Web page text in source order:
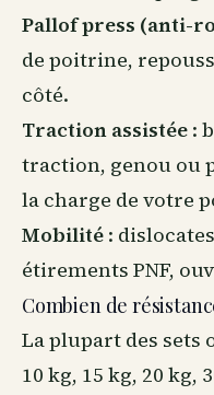
Pallof press (anti-
de poitrine,
côté.
Traction assistée :
traction, genou ou
la charge de votre
Mobilité :
étirements PNF,
Combien de
La plupart des sets
10 kg, 15 kg, 20 kg,